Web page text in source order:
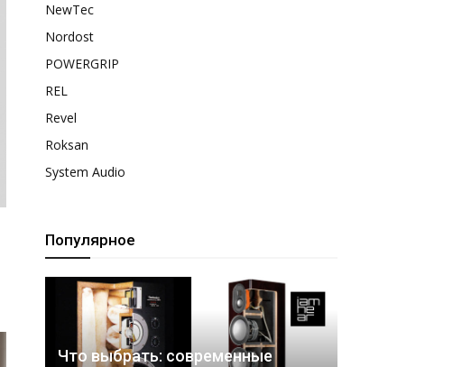
NewTec
Nordost
POWERGRIP
REL
Revel
Roksan
System Audio
Популярное
Что выбрать: современные